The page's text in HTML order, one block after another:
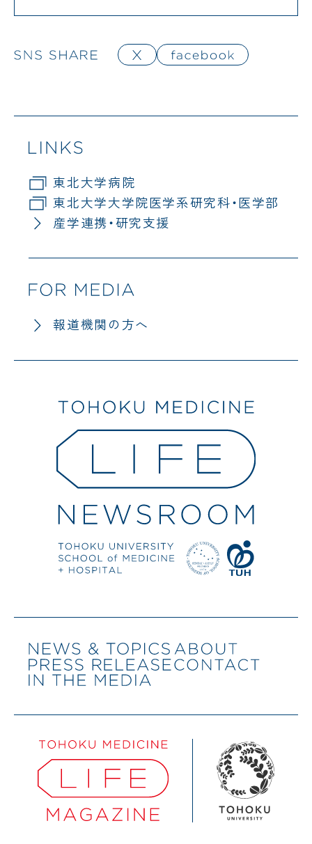
東北大学病院
東北大学大学院医学系研究科・医学部
産学連携・研究支援
報道機関の方へ